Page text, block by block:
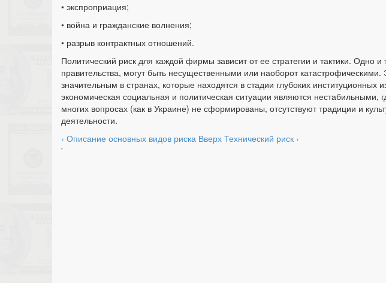
• экспроприация;
• война и гражданские волнения;
• разрыв контрактных отношений.
Политический риск для каждой фирмы зависит от ее стратегии и тактики. Одно и
правительства, могут быть несущественными или наоборот катастрофическими.
значительным в странах, которые находятся в стадии глубоких институционных
экономическая социальная и политическая ситуации являются нестабильными,
многих вопросах (как в Украине) не сформированы, отсутствуют традиции и
деятельности.
‹ Описание основных видов риска Вверх Технический риск ›
'